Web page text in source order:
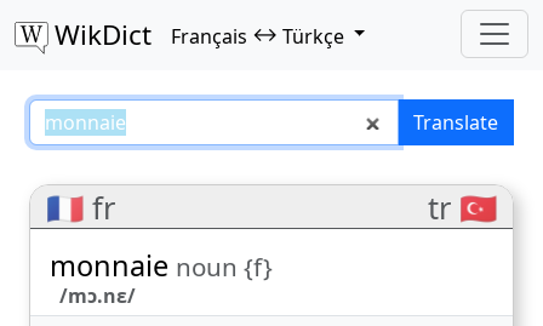
WikDict Français ↔ Türkçe
monnaie – Français–Türkçe
Translate
🇫🇷 fr tr 🇹🇷
monnaie noun {f}
/mɔ.nɛ/